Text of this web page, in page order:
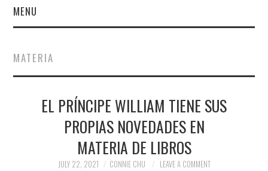
MENU
FINANCE
NEWS
SOCIETY
MATERIA
EL PRÍNCIPE WILLIAM TIENE SUS
PROPIAS NOVEDADES EN
MATERIA DE LIBROS
JULY 22, 2021 CONNIE CHU LEAVE A COMMENT